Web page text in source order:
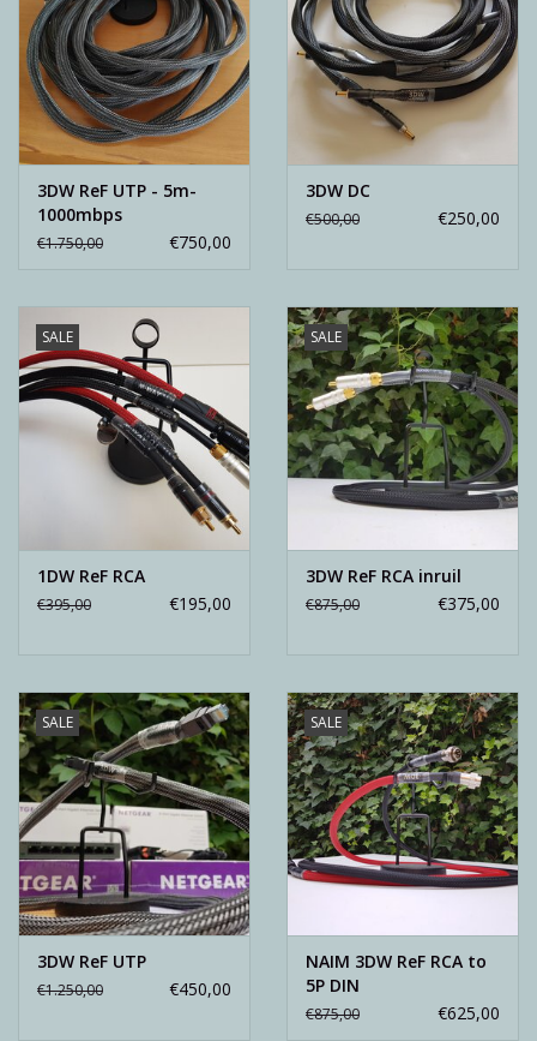
3DW ReF UTP - 5m-
1000mbps
€1.750,00 €750,00
3DW DC
€500,00 €250,00
SALE
1DW ReF RCA
€395,00 €195,00
SALE
3DW ReF RCA inruil
€875,00 €375,00
SALE
3DW ReF UTP
€1.250,00 €450,00
SALE
NAIM 3DW ReF RCA to
5P DIN
€875,00 €625,00